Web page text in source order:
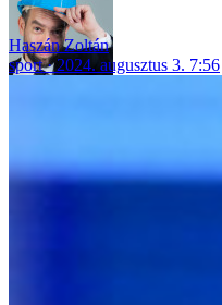
Haszán Zoltán
sport
2024. augusztus 3. 7:56